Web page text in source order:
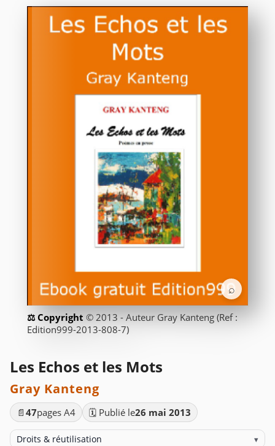
⌕
© 2013 - Auteur Gray Kanteng (Ref :
Edition999-2013-808-7)
Les Echos et les Mots
Gray Kanteng
📄 47pages A4 🗓️ Publié le26 mai 2013
Droits & réutilisation ▾